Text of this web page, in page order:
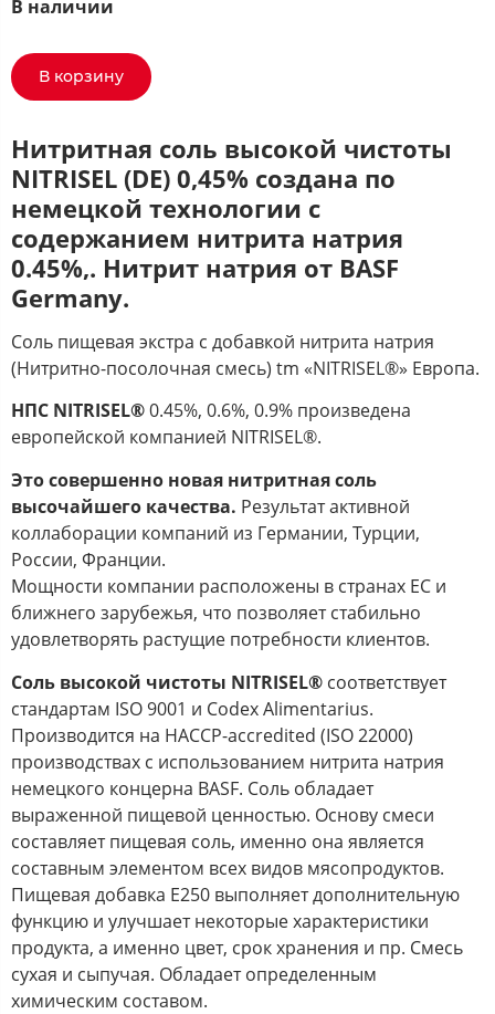
В наличии
В корзину
Нитритная соль высокой чистоты
NITRISEL (DE) 0,45% создана по
немецкой технологии с
содержанием нитрита натрия
0.45%,. Нитрит натрия от BASF
Germany.
Соль пищевая экстра с добавкой нитрита натрия
(Нитритно-посолочная смесь) tm «NITRISEL®» Европа.
НПС NITRISEL®0.45%, 0.6%, 0.9% произведена
европейской компанией NITRISEL®.
Это совершенно новая нитритная соль
высочайшего качества. Результат активной
коллаборации компаний из Германии, Турции,
России, Франции.
Мощности компании расположены в странах ЕС и
ближнего зарубежья, что позволяет стабильно
удовлетворять растущие потребности клиентов.
Соль высокой чистоты NITRISEL® соответствует
стандартам ISO 9001 и Codex Alimentarius.
Производится на HACCP-accredited (ISO 22000)
производствах с использованием нитрита натрия
немецкого концерна BASF. Соль обладает
выраженной пищевой ценностью. Основу смеси
составляет пищевая соль, именно она является
составным элементом всех видов мясопродуктов.
Пищевая добавка Е250 выполняет дополнительную
функцию и улучшает некоторые характеристики
продукта, а именно цвет, срок хранения и пр. Смесь
сухая и сыпучая. Обладает определенным
химическим составом.